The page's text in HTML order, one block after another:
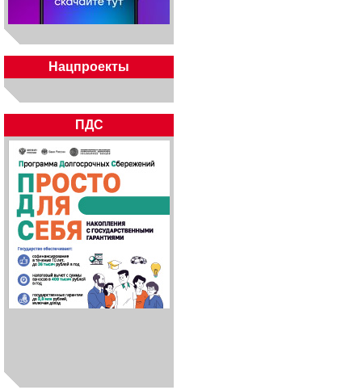
Нацпроекты
ПДС